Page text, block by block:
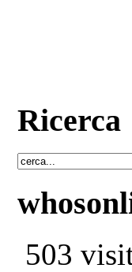
Ricerca
503